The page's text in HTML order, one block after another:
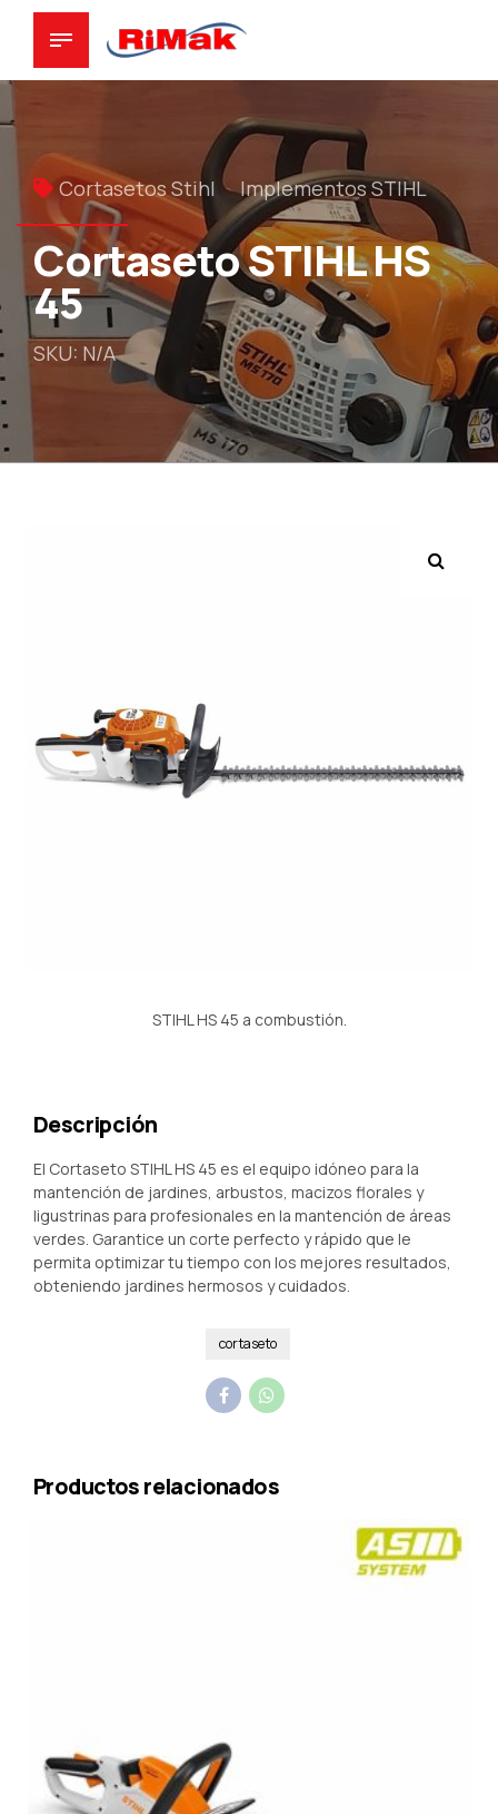
Cortasetos Stihl Implementos STIHL
Cortaseto STIHL HS
45
SKU: N/A
STIHL HS 45 a combustión.
Descripción
El Cortaseto STIHL HS 45 es el equipo idóneo para la
mantención de jardines, arbustos, macizos florales y
ligustrinas para profesionales en la mantención de áreas
verdes. Garantice un corte perfecto y rápido que le
permita optimizar tu tiempo con los mejores resultados,
obteniendo jardines hermosos y cuidados.
cortaseto
Productos relacionados